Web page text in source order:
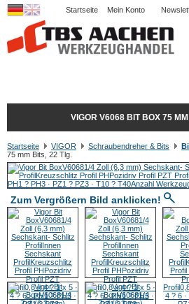
Startseite Mein Konto
VIGOR V6068 BIT BOX 75
Startseite VIGOR Schraubendreher & Bits
75 mm Bits, 22 Tlg.
Zum Vergrößern Bild anklicken!